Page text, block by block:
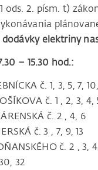
ods. 2. písm. t)
dodávky elektriny
– 15.30 hod.:
č. 1, 3, 5, 7,
č. 1 , 2, 3, 4,
č. 2 , 4, 6
č. 3 , 7, 9, 13
č. 2 , 3,
32